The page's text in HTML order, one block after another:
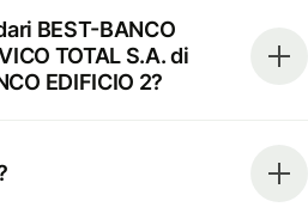
BEST-BANCO
TOTAL S.A. di
EDIFICIO 2?